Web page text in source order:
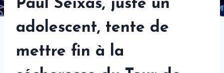
Paul Seixas, juste un
adolescent, tente de
mettre fin à la